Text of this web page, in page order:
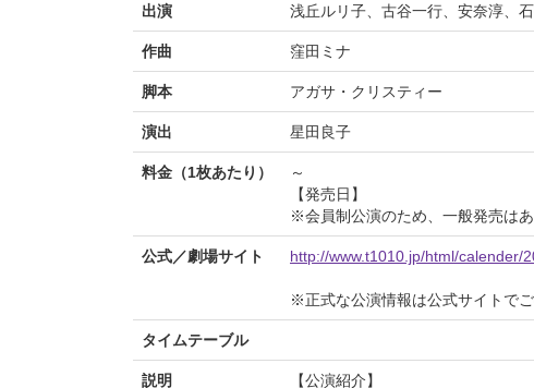
出演 浅丘ルリ子、古谷一行、安奈淳、
作曲 窪田ミナ
脚本 アガサ・クリスティー
演出 星田良子
料金（1枚あたり）
～
【発売日】
※会員制公演のため、一般発売はあ
公式／劇場サイト http://www.t1010.jp/html/calender/
※正式な公演情報は公式サイトでご
タイムテーブル
説明
【公演紹介】